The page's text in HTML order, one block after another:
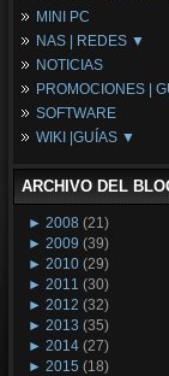
Memória RAM
Placas Base
Procesadores
Periféricos
Refrigeración
Tarjetas Gráficas
MINI PC
NAS | REDES ▼
NAS
Espacio Synology
Redes
NOTICIAS
PROMOCIONES |
Configuraciones
Guías de Compras
SOFTWARE
WIKI |GUÍAS ▼
Wikipedia
ARCHIVO DEL
► 2008 (21)
► 2009 (39)
► 2010 (29)
► 2011 (30)
► 2012 (32)
► 2013 (35)
► 2014 (27)
► 2015 (18)